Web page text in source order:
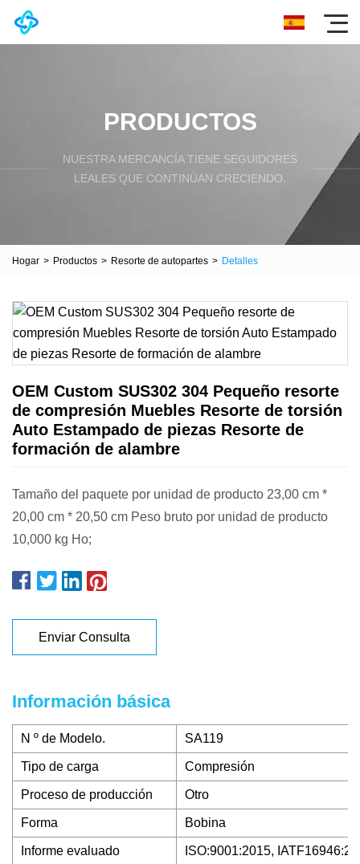
PRODUCTOS
NUESTRA MERCANCÍA TIENE SEGUIDORES
LEALES QUE CONTINÚAN CRECIENDO.
Hogar > Productos > Resorte de autopartes > Detalles
OEM Custom SUS302 304 Pequeño resorte
de compresión Muebles Resorte de torsión
Auto Estampado de piezas Resorte de
formación de alambre
Tamaño del paquete por unidad de producto 23,00 cm *
20,00 cm * 20,50 cm Peso bruto por unidad de producto
10,000 kg Ho;
Enviar Consulta
Información básica
N º de Modelo. SA119
Tipo de carga Compresión
Proceso de producción Otro
Forma Bobina
Informe evaluado ISO:9001:2015,